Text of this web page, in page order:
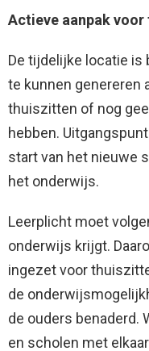
Actieve aanpak
De tijdelijke locatie is
te kunnen genereren
thuiszitten of nog
hebben.
start van het nieuwe
het onderwijs.
Leerplicht moet
onderwijs krijgt.
ingezet voor
de
de ouders benaderd.
en scholen met